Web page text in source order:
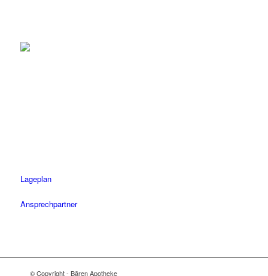
Lageplan
Ansprechpartner
© Copyright - Bären Apotheke